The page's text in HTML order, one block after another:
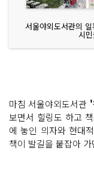
서울야외도서관의
시
마침 서울야외도서관 '
보면서 힐링도 하고
에 놓인 의자와 현대
책이 발길을 붙잡아